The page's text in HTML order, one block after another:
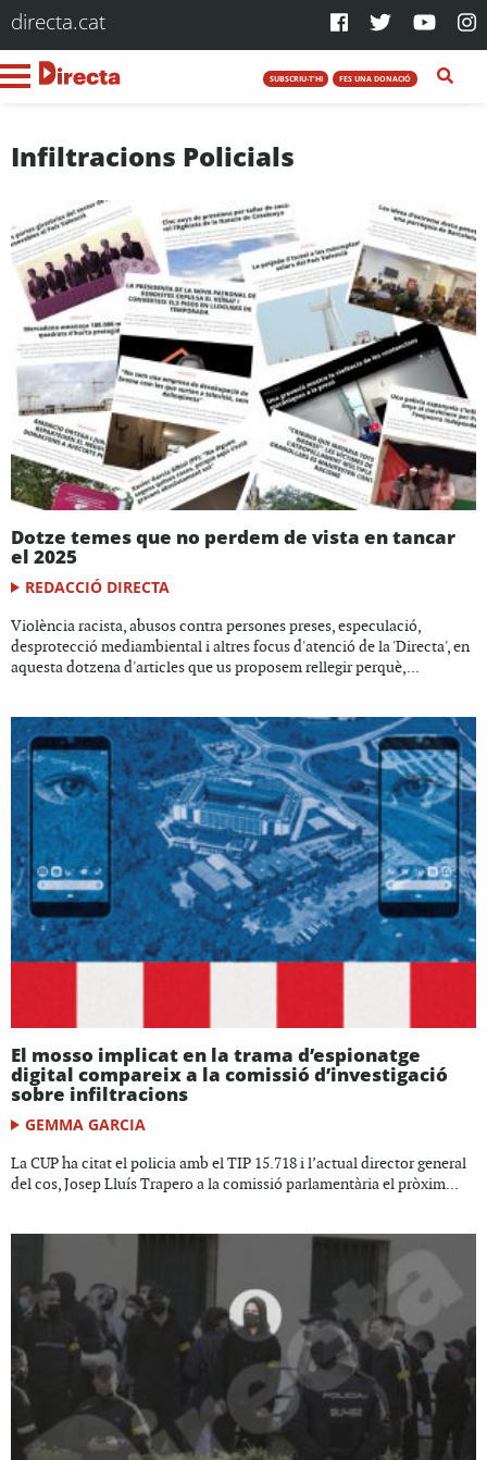
directa.cat
SUBSCRIU-T'HI FES UNA DONACIÓ
Infiltracions Policials
Dotze temes que no perdem de vista en tancar
el 2025
REDACCIÓ DIRECTA
Violència racista, abusos contra persones preses, especulació,
desprotecció mediambiental i altres focus d'atenció de la 'Directa', en
aquesta dotzena d'articles que us proposem rellegir perquè,...
El mosso implicat en la trama d’espionatge
digital compareix a la comissió d’investigació
sobre infiltracions
GEMMA GARCIA
La CUP ha citat el policia amb el TIP 15.718 i l’actual director general
del cos, Josep Lluís Trapero a la comissió parlamentària el pròxim...